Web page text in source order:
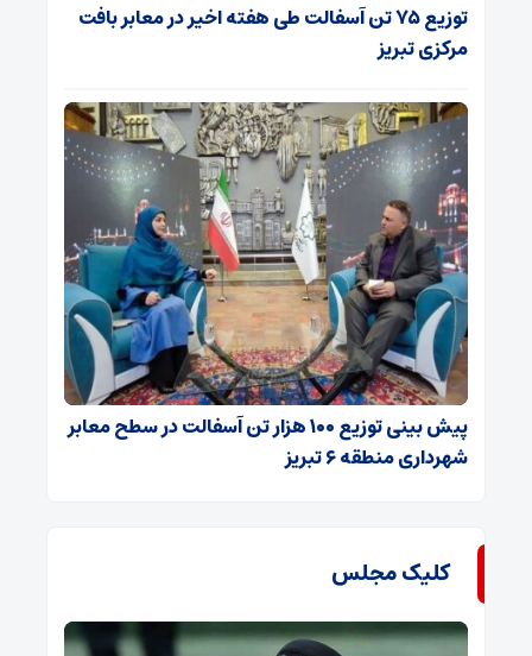
توزیع ۷۵ تن آسفالت طی هفته اخیر در معابر بافت
مرکزی تبریز
پیش بینی توزیع ۱۰۰ هزار تن آسفالت در سطح معابر
شهرداری منطقه ۶ تبریز
کلیک مجلس